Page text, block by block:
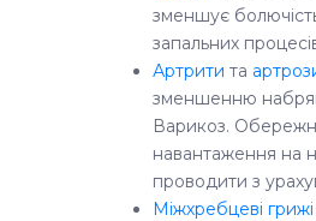
зменшує
запальних
Артрити та
зменшенню
Варикоз.
навантаження на
проводити з
Міжхребцеві грижі